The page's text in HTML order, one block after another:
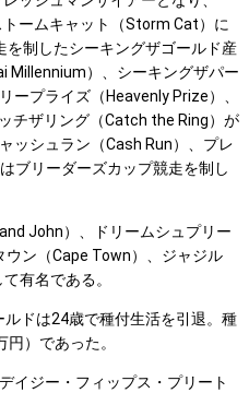
ームキャット（Storm Cat）に
制したシーキングザゴールド産
Millennium）、シーキングザパー
ープライズ（Heavenly Prize）、
チザリング（Catch the Ring）が
ッシュラン（Cash Run）、プレ
ブリーダーズカップ競走を制し
John）、ドリームシュプリー
ン（Cape Town）、ジャジル
有名である。
ドは24歳で種付生活を引退。種
）であった。
イジー・フィップス・プリート